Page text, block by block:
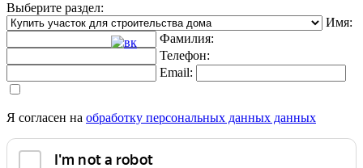
Выберите раздел:
Имя:
Фамилия:
Телефон:
Email:
Я согласен на обработку персональных данных данных